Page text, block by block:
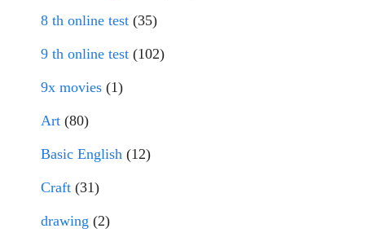
8 th online test (35)
9 th online test (102)
9x movies (1)
Art (80)
Basic English (12)
Craft (31)
drawing (2)